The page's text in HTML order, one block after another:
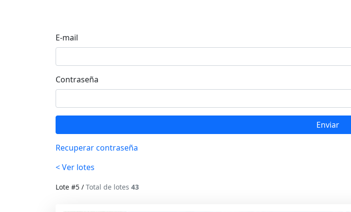
E-mail
Contraseña
Enviar
Recuperar contraseña
< Ver lotes
Lote #5 / Total de lotes 43